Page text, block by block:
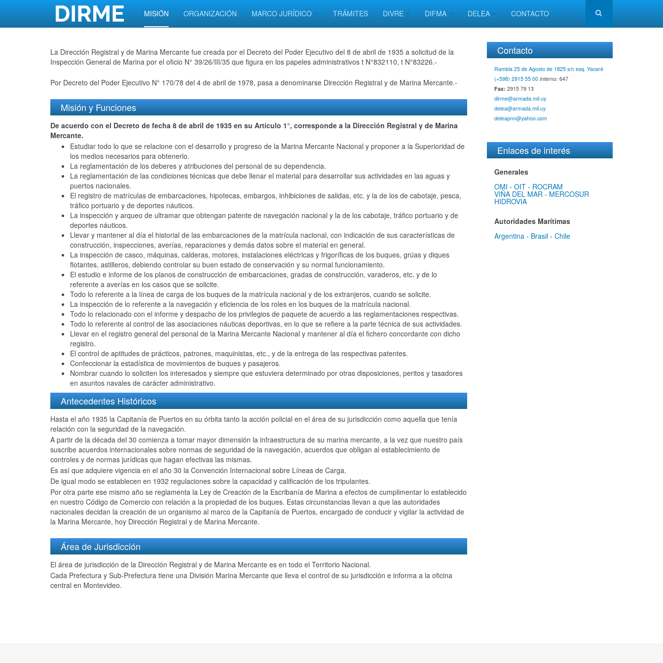
MISIÓN ORGANIZACIÓN MARCO JURÍDICO TRÁMITES DIVRE DIFMA DELEA CONTACTO
La Dirección Registral y de Marina Mercante fue creada por el Decreto del Poder Ejecutivo del 8 de abril de 1935 a solicitud de la
Inspección General de Marina por el oficio N° 39/26/III/35 que figura en los papeles administrativos t N°832110, t N°83226.-
Por Decreto del Poder Ejecutivo N° 170/78 del 4 de abril de 1978, pasa a denominarse Dirección Registral y de Marina Mercante.-
Misión y Funciones
De acuerdo con el Decreto de fecha 8 de abril de 1935 en su Artículo 1°, corresponde a la Dirección Registral y de Marina
Mercante.
Estudiar todo lo que se relacione con el desarrollo y progreso de la Marina Mercante Nacional y proponer a la Superioridad de
los medios necesarios para obtenerlo.
La reglamentación de los deberes y atribuciones del personal de su dependencia.
La reglamentación de las condiciones técnicas que debe llenar el material para desarrollar sus actividades en las aguas y
puertos nacionales.
El registro de matrículas de embarcaciones, hipotecas, embargos, inhibiciones de salidas, etc. y la de los de cabotaje, pesca,
tráfico portuario y de deportes náuticos.
La inspección y arqueo de ultramar que obtengan patente de navegación nacional y la de los cabotaje, tráfico portuario y de
deportes náuticos.
Llevar y mantener al día el historial de las embarcaciones de la matrícula nacional, con indicación de sus características de
construcción, inspecciones, averías, reparaciones y demás datos sobre el material en general.
La inspección de casco, máquinas, calderas, motores, instalaciones eléctricas y frigoríficas de los buques, grúas y diques
flotantes, astilleros, debiendo controlar su buen estado de conservación y su normal funcionamiento.
El estudio e informe de los planos de construcción de embarcaciones, gradas de construcción, varaderos, etc. y de lo
referente a averías en los casos que se solicite.
Todo lo referente a la línea de carga de los buques de la matrícula nacional y de los extranjeros, cuando se solicite.
La inspección de lo referente a la navegación y eficiencia de los roles en los buques de la matrícula nacional.
Todo lo relacionado con el informe y despacho de los privilegios de paquete de acuerdo a las reglamentaciones respectivas.
Todo lo referente al control de las asociaciones náuticas deportivas, en lo que se refiere a la parte técnica de sus actividades.
Llevar en el registro general del personal de la Marina Mercante Nacional y mantener al día el fichero concordante con dicho
registro.
El control de aptitudes de prácticos, patrones, maquinistas, etc., y de la entrega de las respectivas patentes.
Confeccionar la estadística de movimientos de buques y pasajeros.
Nombrar cuando lo soliciten los interesados y siempre que estuviera determinado por otras disposiciones, peritos y tasadores
en asuntos navales de carácter administrativo.
Antecedentes Históricos
Hasta el año 1935 la Capitanía de Puertos en su órbita tanto la acción policial en el área de su jurisdicción como aquella que tenía
relación con la seguridad de la navegación.
A partir de la década del 30 comienza a tomar mayor dimensión la infraestructura de su marina mercante, a la vez que nuestro país
suscribe acuerdos internacionales sobre normas de seguridad de la navegación, acuerdos que obligan al establecimiento de
controles y de normas jurídicas que hagan efectivas las mismas.
Es así que adquiere vigencia en el año 30 la Convención Internacional sobre Líneas de Carga.
De igual modo se establecen en 1932 regulaciones sobre la capacidad y calificación de los tripulantes.
Por otra parte ese mismo año se reglamenta la Ley de Creación de la Escribanía de Marina a efectos de cumplimentar lo establecido
en nuestro Código de Comercio con relación a la propiedad de los buques. Estas circunstancias llevan a que las autoridades
nacionales decidan la creación de un organismo al marco de la Capitanía de Puertos, encargado de conducir y vigilar la actividad de
la Marina Mercante, hoy Dirección Registral y de Marina Mercante.
Área de Jurisdicción
El área de jurisdicción de la Dirección Registral y de Marina Mercante es en todo el Territorio Nacional.
Cada Prefectura y Sub-Prefectura tiene una División Marina Mercante que lleva el control de su jurisdicción e informa a la oficina
central en Montevideo.
Contacto
Rambla 25 de Agosto de 1825 s/n esq. Yacaré
(+598) 2915 55 00 Interno: 647
Fax: 2915 79 13
dirme@armada.mil.uy
delea@armada.mil.uy
deleapnn@yahoo.com
Enlaces de interés
Generales
OMI - OIT - ROCRAM
VIÑA DEL MAR - MERCOSUR
HIDROVIA
Autoridades Marítimas
Argentina - Brasil - Chile